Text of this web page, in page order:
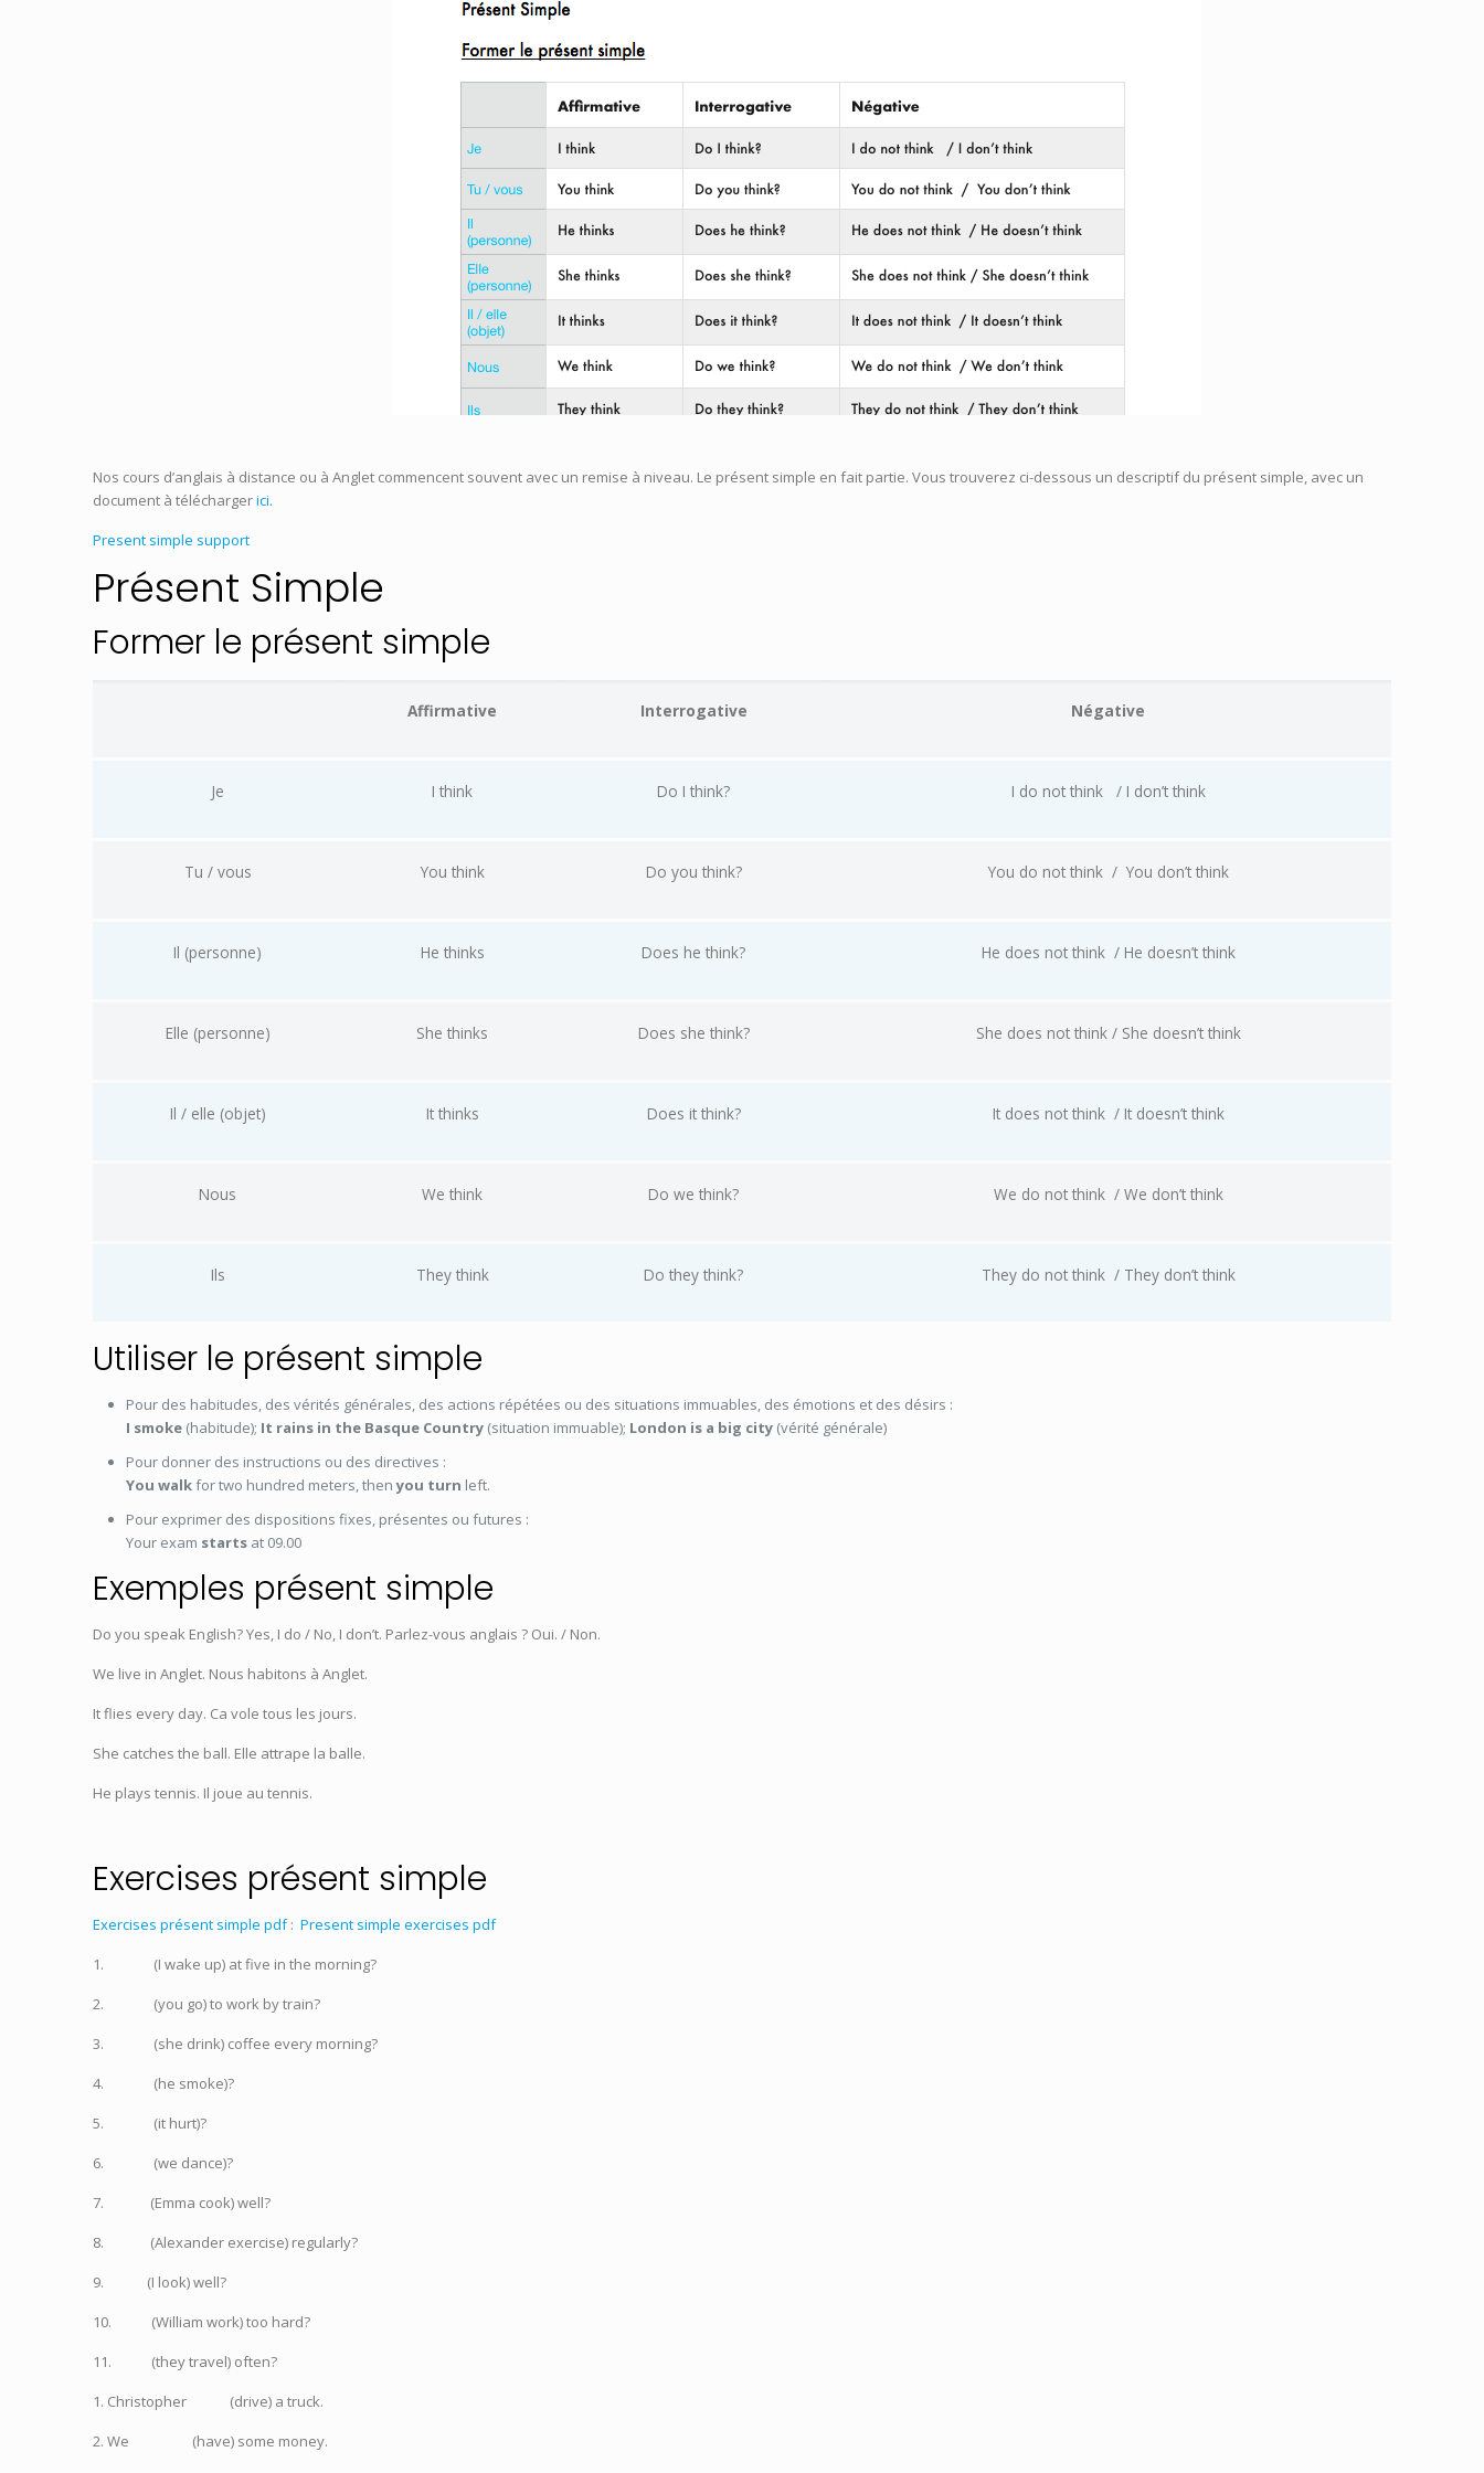
Nos cours d’anglais à distance ou à Anglet commencent souvent avec un remise à niveau. Le présent simple en fait partie. Vous trouverez ci-dessous un descriptif du présent simple, avec un
document à téléchargerici.
Present simple support
Présent Simple
Former le présent simple
Affirmative Interrogative Négative
Je I think Do I think? I do not think / I don’t think
Tu / vous You think Do you think? You do not think / You don’t think
Il (personne) He thinks Does he think? He does not think / He doesn’t think
Elle (personne) She thinks Does she think? She does not think / She doesn’t think
Il / elle (objet) It thinks Does it think? It does not think / It doesn’t think
Nous We think Do we think? We do not think / We don’t think
Ils They think Do they think? They do not think / They don’t think
Utiliser le présent simple
Pour des habitudes, des vérités générales, des actions répétées ou des situations immuables, des émotions et des désirs :
I smoke (habitude); It rains in the Basque Country (situation immuable); London is a big city (vérité générale)
Pour donner des instructions ou des directives :
You walkfor two hundred meters, thenyou turn left.
Pour exprimer des dispositions fixes, présentes ou futures :
Your exam starts at 09.00
Exemples présent simple
Do you speak English? Yes, I do / No, I don’t. Parlez-vous anglais ? Oui. / Non.
We live in Anglet. Nous habitons à Anglet.
It flies every day. Ca vole tous les jours.
She catches the ball. Elle attrape la balle.
He plays tennis. Il joue au tennis.
Exercises présent simple
Exercises présent simple pdf: Present simple exercises pdf
1.
(I wake up) at five in the morning?
2.
(you go) to work by train?
3.
(she drink) coffee every morning?
4.
(he smoke)?
5.
(it hurt)?
6.
(we dance)?
7.
(Emma cook) well?
8.
(Alexander exercise) regularly?
9.
(I look) well?
10.
(William work) too hard?
11.
(they travel) often?
1. Christopher
(drive) a truck.
2. We
(have) some money.